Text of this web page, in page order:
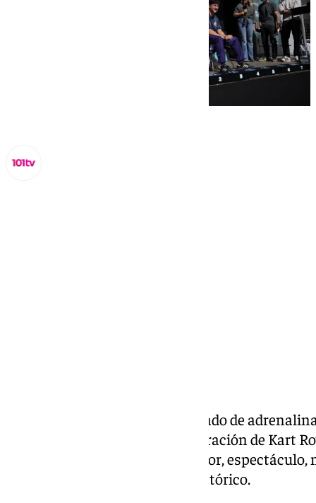
Granada se ha llenado este sábado de
jornada «histórica» con la celebración de Kart
internacional que «fusiona motor, espectáculo,
principales calles del centro histórico.